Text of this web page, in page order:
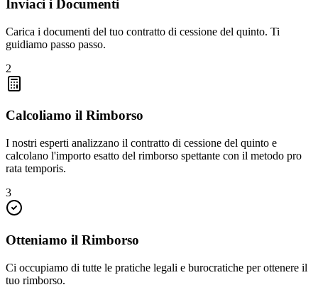
Inviaci i Documenti
Carica i documenti del tuo contratto di cessione del quinto. Ti
guidiamo passo passo.
2
Calcoliamo il Rimborso
I nostri esperti analizzano il contratto di cessione del quinto e
calcolano l'importo esatto del rimborso spettante con il metodo pro
rata temporis.
3
Otteniamo il Rimborso
Ci occupiamo di tutte le pratiche legali e burocratiche per ottenere il
tuo rimborso.